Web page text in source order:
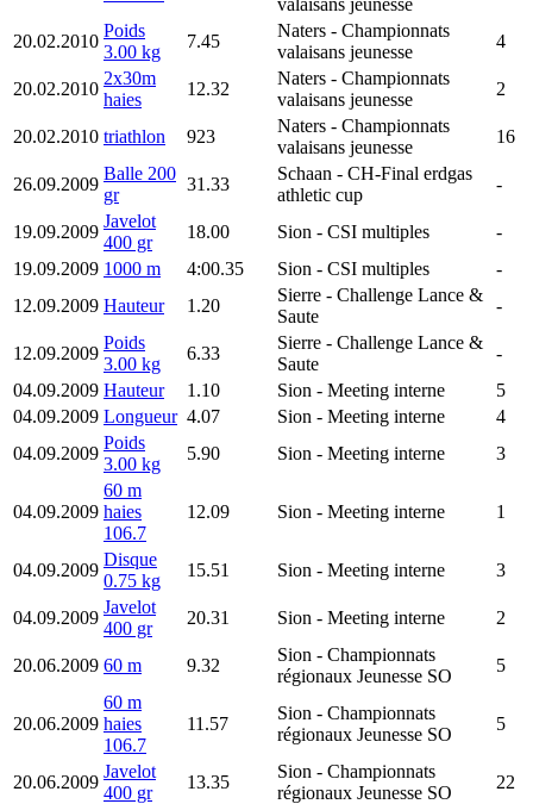
20.02.2010
Poids
3.00 kg
7.45
Naters - Championnats
valaisans jeunesse
4
20.02.2010
2x30m
haies
12.32
Naters - Championnats
valaisans jeunesse
2
20.02.2010 triathlon 923
Naters - Championnats
valaisans jeunesse
16
26.09.2009
Balle 200
gr
31.33
Schaan - CH-Final erdgas
athletic cup
-
19.09.2009
Javelot
400 gr
18.00 Sion - CSI multiples
-
19.09.2009 1000 m 4:00.35 Sion - CSI multiples
-
12.09.2009 Hauteur 1.20
Sierre - Challenge Lance &
Saute
-
12.09.2009
Poids
3.00 kg
6.33
Sierre - Challenge Lance &
Saute
-
04.09.2009 Hauteur 1.10 Sion - Meeting interne
5
04.09.2009 Longueur 4.07 Sion - Meeting interne
4
04.09.2009
Poids
3.00 kg
5.90 Sion - Meeting interne 3
04.09.2009
60 m
haies
106.7
12.09 Sion - Meeting interne 1
04.09.2009
Disque
0.75 kg
15.51 Sion - Meeting interne 3
04.09.2009
Javelot
400 gr
20.31 Sion - Meeting interne 2
20.06.2009 60 m 9.32
Sion - Championnats
régionaux Jeunesse SO
5
20.06.2009
60 m
haies
106.7
11.57
Sion - Championnats
régionaux Jeunesse SO
5
20.06.2009
Javelot
400 gr
13.35
Sion - Championnats
régionaux Jeunesse SO
22